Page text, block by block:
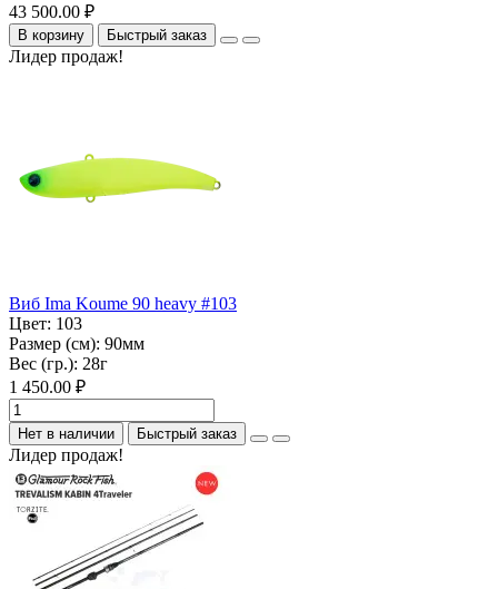
43 500.00 ₽
В корзину Быстрый заказ
Лидер продаж!
Виб Ima Koume 90 heavy #103
Цвет: 103
Размер (см): 90мм
Вес (гр.): 28г
1 450.00 ₽
Нет в наличии Быстрый заказ
Лидер продаж!